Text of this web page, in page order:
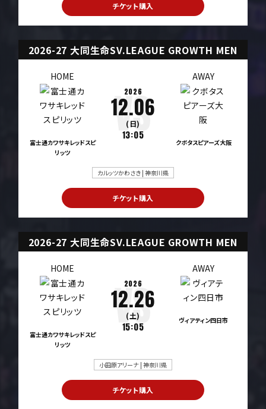
チケット購入
2026-27 大同生命SV.LEAGUE GROWTH MEN
HOME
富士通カワサキレッドスピ
リッツ
2026
12.06
(日)
13:05
AWAY
クボタスピアーズ大阪
カルッツかわさき | 神奈川県
チケット購入
2026-27 大同生命SV.LEAGUE GROWTH MEN
HOME
富士通カワサキレッドスピ
リッツ
2026
12.26
(土)
15:05
AWAY
ヴィアティン四日市
小田原アリーナ | 神奈川県
チケット購入